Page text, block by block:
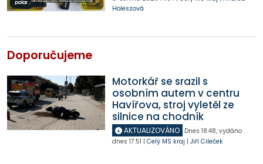
Holeszová
Doporučujeme
Motorkář se srazil s
osobním autem v centru
Havířova, stroj vyletěl ze
silnice na chodník
AKTUALIZOVÁNO Dnes 18:48, vydáno
dnes 17:51 | Celý MS kraj | Jiří Cileček